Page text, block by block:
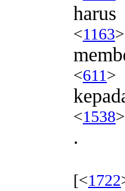
harus
<1163>
<611>
<1538>
.
[<1722